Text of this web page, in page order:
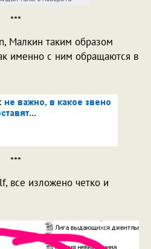
***
Малкин таким образом
именно с ним обращаются в
***
все изложено четко и